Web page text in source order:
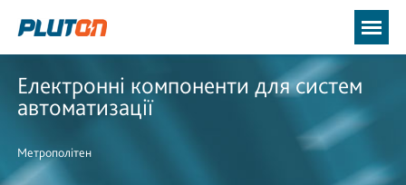
Електронні компоненти для систем
автоматизації
Метрополітен